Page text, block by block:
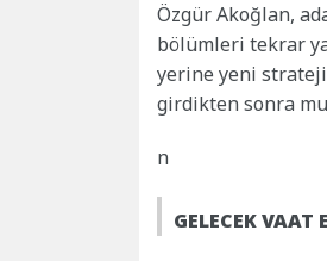
Özgür Akoğlan,
bölümleri tekrar
yerine yeni
girdikten sonra
n
GELECEK VAAT